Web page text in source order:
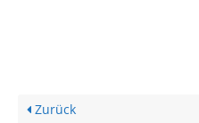
Zurück